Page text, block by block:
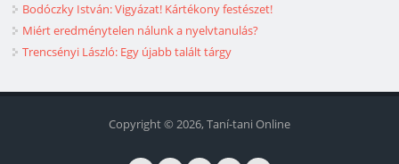
Bodóczky István: Vigyázat! Kártékony festészet!
Miért eredménytelen nálunk a nyelvtanulás?
Trencsényi László: Egy újabb talált tárgy
Copyright © 2026, Taní-tani Online